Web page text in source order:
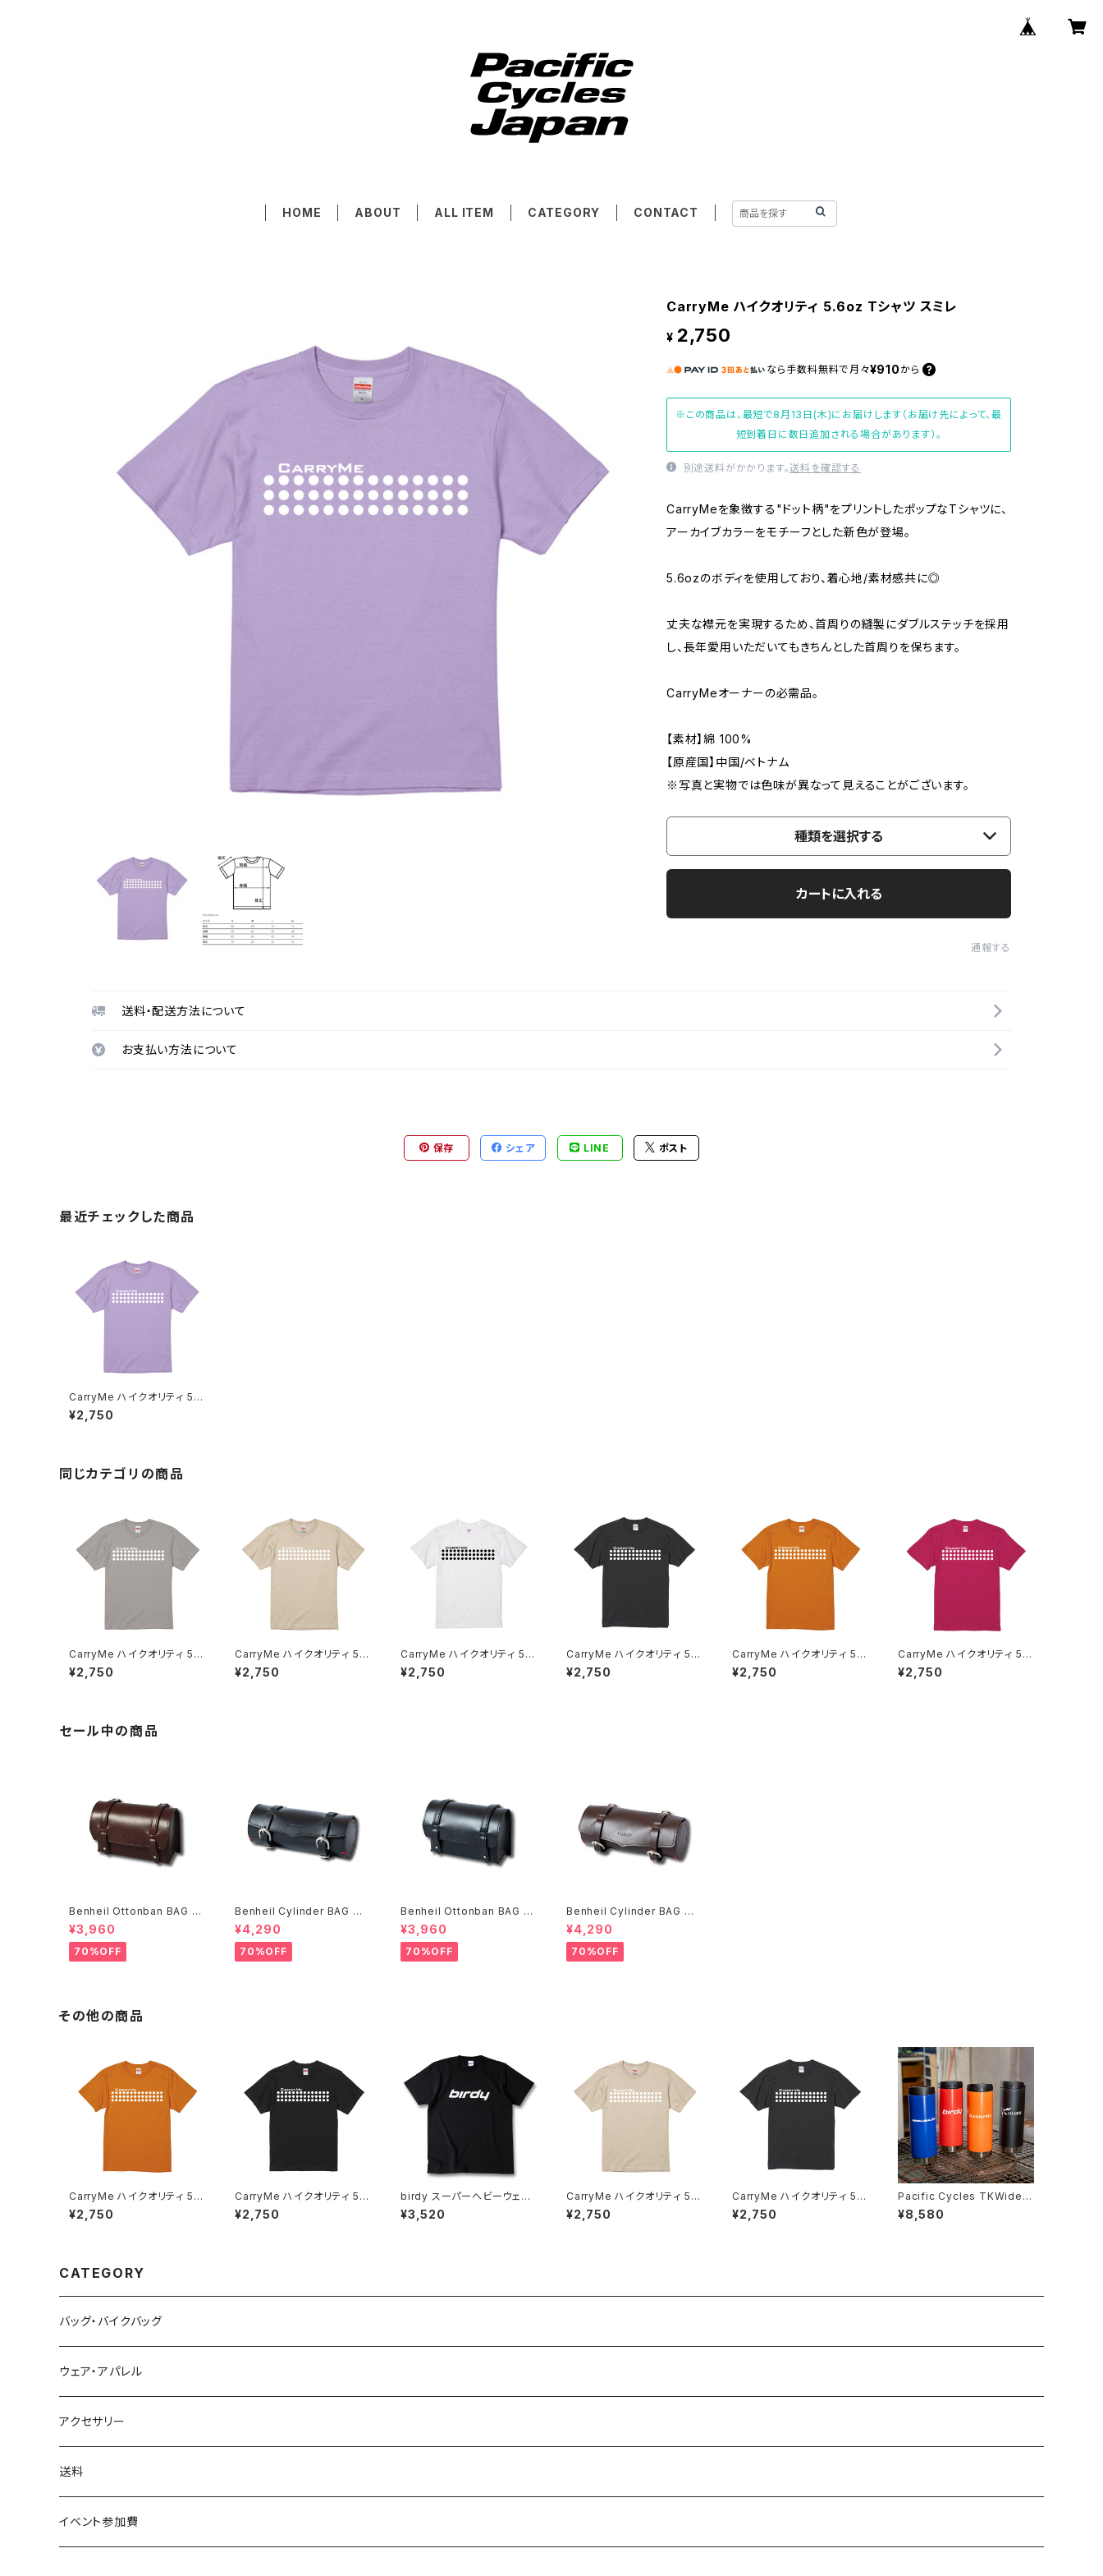
HOME ABOUT ALL ITEM CATEGORY CONTACT
CarryMe ハイクオリティ 5.6oz Tシャツ スミレ
¥ 2,750
なら 手数料無料で 月々¥910 から
※この商品は、最短で8月13日(木)にお届けします（お届け先によって、最
短到着日に数日追加される場合があります）。
別途送料がかかります。送料を確認する
CarryMeを象徴する"ドット柄"をプリントしたポップなTシャツに、
アーカイブカラーをモチーフとした新色が登場。
5.6ozのボディを使用しており、着心地/素材感共に◎
丈夫な襟元を実現するため、首周りの縫製にダブルステッチを採用
し、長年愛用いただいてもきちんとした首周りを保ちます。
CarryMeオーナーの必需品。
【素材】綿 100%
【原産国】中国/ベトナム
※写真と実物では色味が異なって見えることがございます。
種類を選択する
カートに入れる
通報する
送料・配送方法について
お支払い方法について
保存 シェア LINE ポスト
最近チェックした商品
CarryMe ハイクオリティ 5.6
oz Tシャツ スミレ
¥2,750
同じカテゴリの商品
CarryMe ハイクオリティ 5.6
oz Tシャツ マットルナグレー
¥2,750
CarryMe ハイクオリティ 5.6
oz Tシャツ キャメルブラウン
¥2,750
CarryMe ハイクオリティ 5.6
oz Tシャツ ホワイト
¥2,750
CarryMe ハイクオリティ 5.6
oz Tシャツ グラファイト
¥2,750
CarryMe ハイクオリティ 5.6
oz Tシャツ オレンジ
¥2,750
CarryMe ハイクオリティ 5.6
oz Tシャツ ルージュピンク
¥2,750
セール中の商品
Benheil Ottonban BAG ブ
ラウン
¥3,960
70%OFF
Benheil Cylinder BAG ブ
ラック
¥4,290
70%OFF
Benheil Ottonban BAG ブ
ラック
¥3,960
70%OFF
Benheil Cylinder BAG ブ
ラウン
¥4,290
70%OFF
その他の商品
CarryMe ハイクオリティ 5.6
oz Tシャツ オレンジ
¥2,750
CarryMe ハイクオリティ 5.6
oz Tシャツ ブラック
¥2,750
birdy スーパーヘビーウェイ
ト 7.1oz Tシャツ ブラック
¥3,520
CarryMe ハイクオリティ 5.6
oz Tシャツ キャメルブラウン
¥2,750
CarryMe ハイクオリティ 5.6
oz Tシャツ グラファイト
¥2,750
Pacific Cycles TKWide 1
6oz (473ml) bottle
¥8,580
CATEGORY
バッグ・バイクバッグ
ウェア・アパレル
アクセサリー
送料
イベント参加費